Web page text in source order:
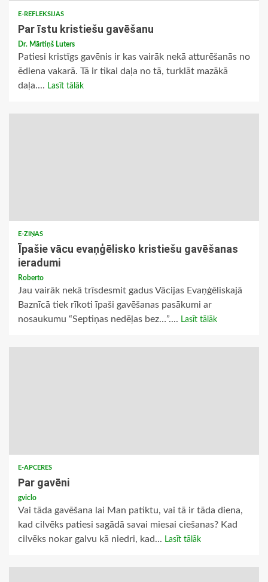
E-REFLEKSIJAS
Par īstu kristiešu gavēšanu
Dr. Mārtiņš Luters
Patiesi kristīgs gavēnis ir kas vairāk nekā atturēšanās no
ēdiena vakarā. Tā ir tikai daļa no tā, turklāt mazākā
daļa.... Lasīt tālāk
E-ZIŅAS
Īpašie vācu evaņģēlisko kristiešu gavēšanas
ieradumi
Roberto
Jau vairāk nekā trīsdesmit gadus Vācijas Evaņģēliskajā
Baznīcā tiek rīkoti īpaši gavēšanas pasākumi ar
nosaukumu “Septiņas nedēļas bez…”.... Lasīt tālāk
E-APCERES
Par gavēni
gviclo
Vai tāda gavēšana lai Man patiktu, vai tā ir tāda diena,
kad cilvēks patiesi sagādā savai miesai ciešanas? Kad
cilvēks nokar galvu kā niedri, kad... Lasīt tālāk